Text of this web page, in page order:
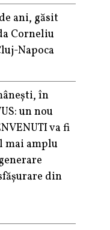
ani, găsit
Corneliu
Napoca
în
un nou
va fi
mai amplu
din